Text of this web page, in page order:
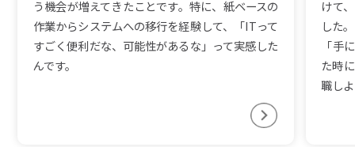
う機会が増えてきたことです。特に、紙ベースの
作業からシステムへの移行を経験して、「ITって
すごく便利だな、可能性があるな」って実感した
んです。
けて
した。
「手
た時
職し